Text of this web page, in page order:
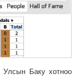
Баку хотноо